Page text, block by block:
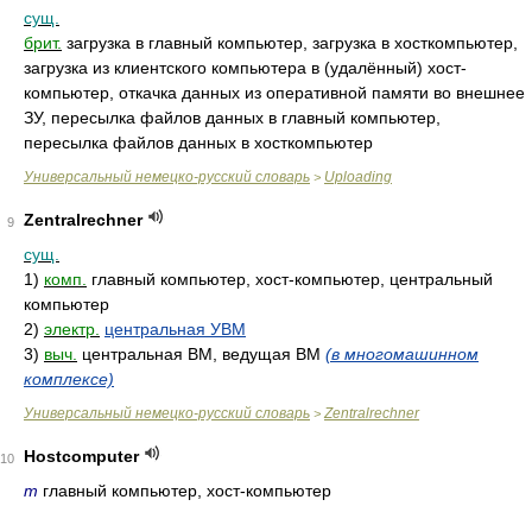
сущ.
брит. загрузка в главный компьютер, загрузка в хосткомпьютер,
загрузка из клиентского компьютера в (удалённый) хост-
компьютер, откачка данных из оперативной памяти во внешнее
ЗУ, пересылка файлов данных в главный компьютер,
пересылка файлов данных в хосткомпьютер
Универсальный немецко-русский словарь > Uploading
9
Zentralrechner
сущ.
1) комп.
главный компьютер, хост-компьютер, центральный
компьютер
2) электр. центральная УВМ
3) выч. центральная ВМ, ведущая ВМ (в многомашинном
комплексе)
Универсальный немецко-русский словарь > Zentralrechner
10
Hostcomputer
m главный компьютер, хост-компьютер